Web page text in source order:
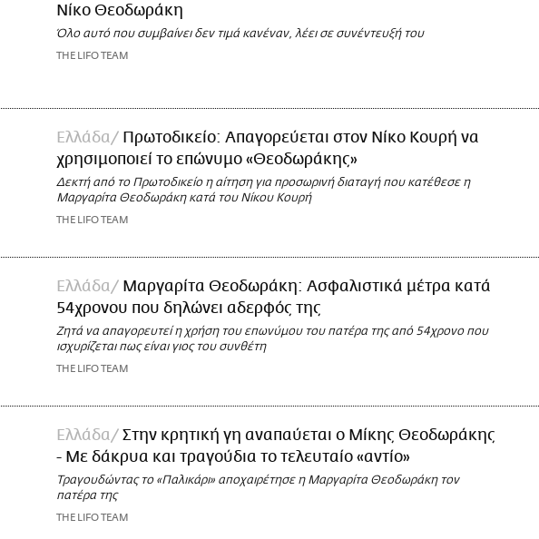
Νίκο Θεοδωράκη
Όλο αυτό που συμβαίνει δεν τιμά κανέναν, λέει σε συνέντευξή του
THE LIFO TEAM
Ελλάδα
Πρωτοδικείο: Απαγορεύεται στον Νίκο Κουρή να
χρησιμοποιεί το επώνυμο «Θεοδωράκης»
Δεκτή από το Πρωτοδικείο η αίτηση για προσωρινή διαταγή που κατέθεσε η
Μαργαρίτα Θεοδωράκη κατά του Νίκου Κουρή
THE LIFO TEAM
Ελλάδα
Μαργαρίτα Θεοδωράκη: Ασφαλιστικά μέτρα κατά
54χρονου που δηλώνει αδερφός της
Ζητά να απαγορευτεί η χρήση του επωνύμου του πατέρα της από 54χρονο που
ισχυρίζεται πως είναι γιος του συνθέτη
THE LIFO TEAM
Ελλάδα
Στην κρητική γη αναπαύεται ο Μίκης Θεοδωράκης
- Με δάκρυα και τραγούδια το τελευταίο «αντίο»
Τραγουδώντας το «Παλικάρι» αποχαιρέτησε η Μαργαρίτα Θεοδωράκη τον
πατέρα της
THE LIFO TEAM